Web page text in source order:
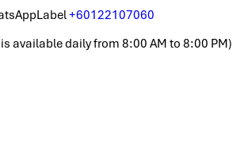
+60122107060
available daily from 8:00 AM to 8:00 PM)